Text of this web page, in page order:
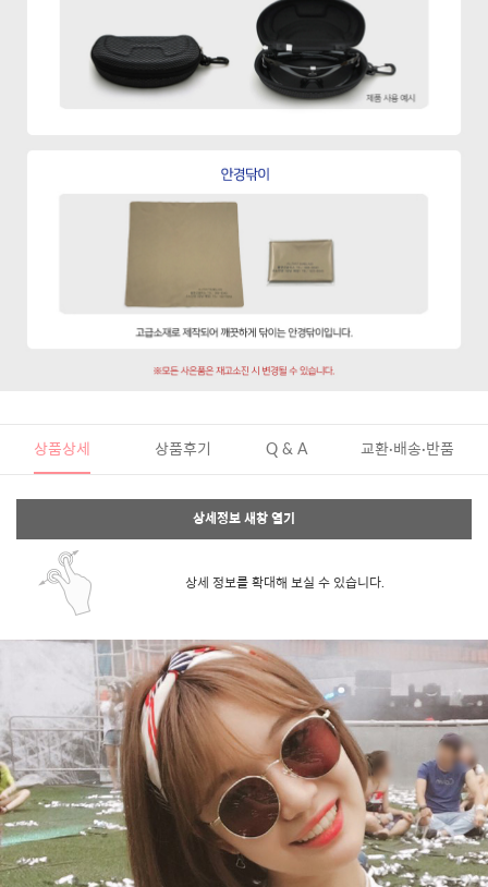
상품상세 상품후기 Q & A 교환·배송·반품
상세정보 새창 열기
상세 정보를 확대해 보실 수 있습니다.